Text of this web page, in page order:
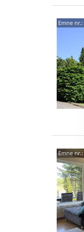
Emne nr.:
Emne nr.: